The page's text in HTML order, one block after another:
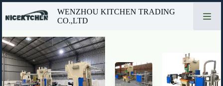
au
WENZHOU KITCHEN TRADING
CO.,LTD